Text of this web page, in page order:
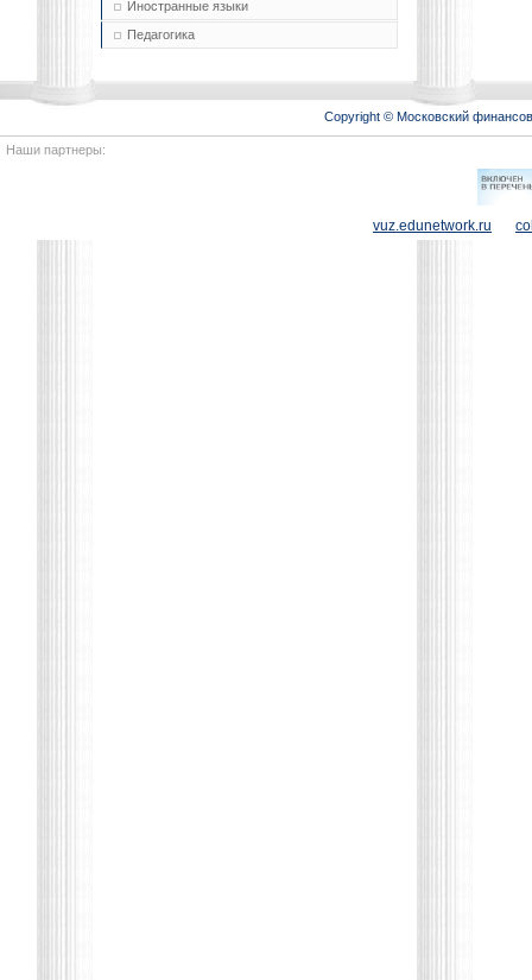
Иностранные языки
Педагогика
Copyright © Московский
Наши партнеры:
vuz.edunetwork.ru